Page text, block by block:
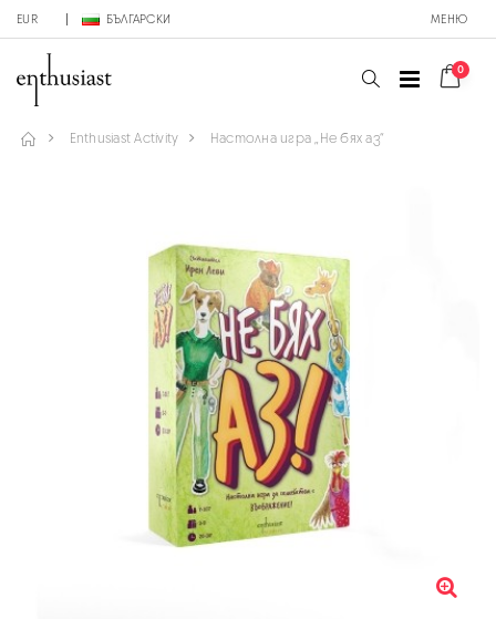
EUR БЪЛГАРСКИ МЕНЮ
0
Enthusiast Activity Настолна игра „Не бях аз“